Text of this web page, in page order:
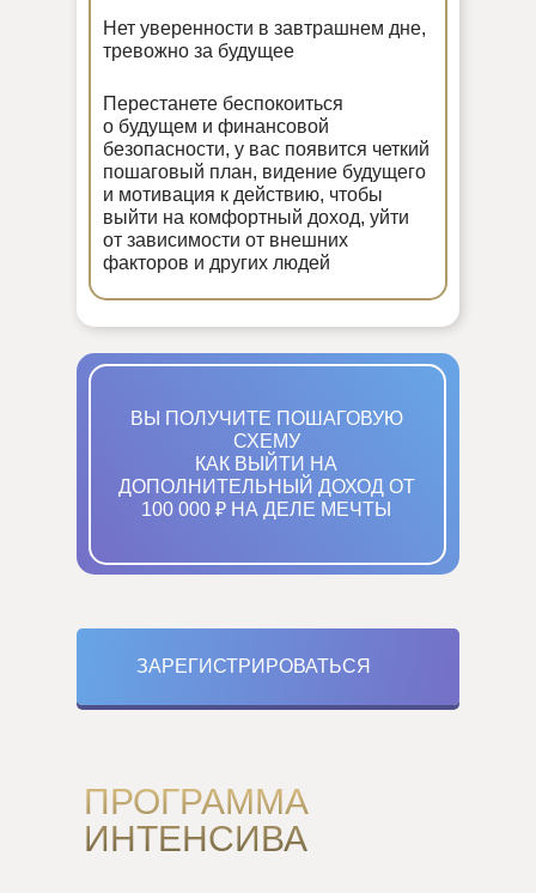
ВЫ ПОЛУЧИТЕ ПОШАГОВУЮ
СХЕМУ
КАК ВЫЙТИ НА
ДОПОЛНИТЕЛЬНЫЙ ДОХОД ОТ
100 000 ₽ НА ДЕЛЕ МЕЧТЫ
ЗАРЕГИСТРИРОВАТЬСЯ
Нет уверенности в завтрашнем дне,
тревожно за будущее
Перестанете беспокоиться
о будущем и финансовой
безопасности, у вас появится четкий
пошаговый план, видение будущего
и мотивация к действию, чтобы
выйти на комфортный доход, уйти
от зависимости от внешних
факторов и других людей
ПРОГРАММА
ИНТЕНСИВА